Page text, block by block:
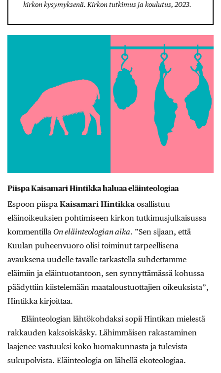
kirkon kysymyksenä. Kirkon tutkimus ja koulutus, 2023.
Piispa Kaisamari Hintikka haluaa eläinteologiaa
Espoon piispa Kaisamari Hintikka osallistuu
eläinoikeuksien pohtimiseen kirkon tutkimusjulkaisussa
kommentilla On eläinteologian aika. ”Sen sijaan, että
Kuulan puheenvuoro olisi toiminut tarpeellisena
avauksena uudelle tavalle tarkastella suhdettamme
eläimiin ja eläintuotantoon, sen synnyttämässä kohussa
päädyttiin kiistelemään maataloustuottajien oikeuksista”,
Hintikka kirjoittaa.
Eläinteologian lähtökohdaksi sopii Hintikan mielestä
rakkauden kaksoiskäsky. Lähimmäisen rakastaminen
laajenee vastuuksi koko luomakunnasta ja tulevista
sukupolvista. Eläinteologia on lähellä ekoteologiaa.